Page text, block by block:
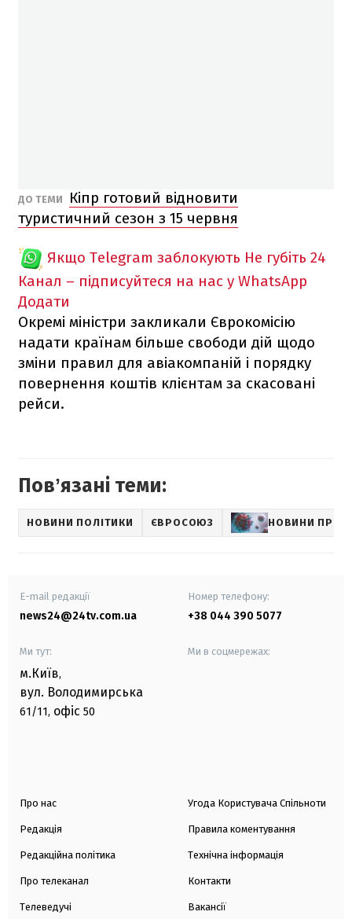
ДО ТЕМИ
Кіпр готовий відновити
туристичний сезон з 15 червня
Якщо Telegram заблокують Не губіть 24
Канал – підписуйтеся на нас у WhatsApp
Додати
Окремі міністри закликали Єврокомісію
надати країнам більше свободи дій щодо
зміни правил для авіакомпаній і порядку
повернення коштів клієнтам за скасовані
рейси.
Повʼязані теми:
НОВИНИ ПОЛІТИКИ ЄВРОСОЮЗ НОВИНИ ПРО
E-mail редакції
news24@24tv.com.ua
Номер телефону:
+38 044 390 5077
Ми тут:
м.Київ,
вул. Володимирська
61/11, офіс 50
Ми в соцмережах:
Про нас
Редакція
Редакційна політика
Про телеканал
Телеведучі
Угода Користувача Спільноти
Правила коментування
Технічна інформація
Контакти
Вакансії